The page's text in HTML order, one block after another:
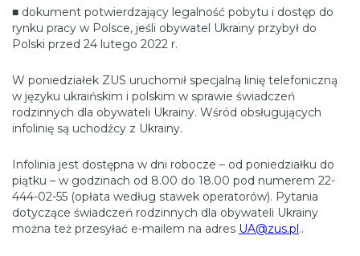
■ dokument potwierdzający legalność pobytu i dostęp do
rynku pracy w Polsce, jeśli obywatel Ukrainy przybył do
Polski przed 24 lutego 2022 r.
W poniedziałek ZUS uruchomił specjalną linię telefoniczną
w języku ukraińskim i polskim w sprawie świadczeń
rodzinnych dla obywateli Ukrainy. Wśród obsługujących
infolinię są uchodźcy z Ukrainy.
Infolinia jest dostępna w dni robocze – od poniedziałku do
piątku – w godzinach od 8.00 do 18.00 pod numerem 22-
444-02-55 (opłata według stawek operatorów). Pytania
dotyczące świadczeń rodzinnych dla obywateli Ukrainy
można też przesyłać e-mailem na adres UA@zus.pl..